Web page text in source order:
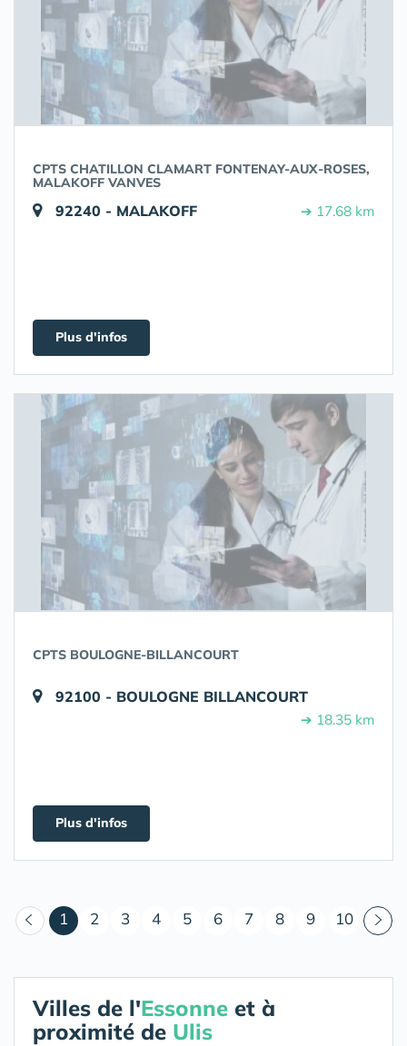
CPTS CHATILLON CLAMART FONTENAY-AUX-ROSES,
MALAKOFF VANVES
92240 - MALAKOFF ➔ 17.68 km
Plus d'infos
CPTS BOULOGNE-BILLANCOURT
92100 - BOULOGNE BILLANCOURT
➔ 18.35 km
Plus d'infos
1 (courant)
2 3 4 5 6 7 8 9 10
Villes de l'Essonne et à
proximité de Ulis